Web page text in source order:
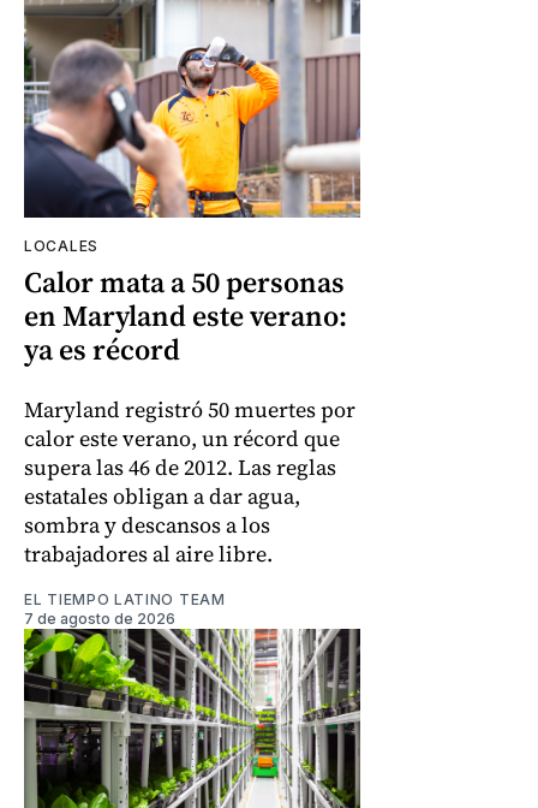
LOCALES
Calor mata a 50 personas
en Maryland este verano:
ya es récord
Maryland registró 50 muertes por
calor este verano, un récord que
supera las 46 de 2012. Las reglas
estatales obligan a dar agua,
sombra y descansos a los
trabajadores al aire libre.
EL TIEMPO LATINO TEAM
7 de agosto de 2026